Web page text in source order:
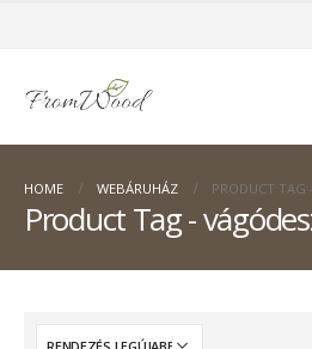
HOME WEBÁRUHÁZ PRODUCT TAG -
Product Tag -